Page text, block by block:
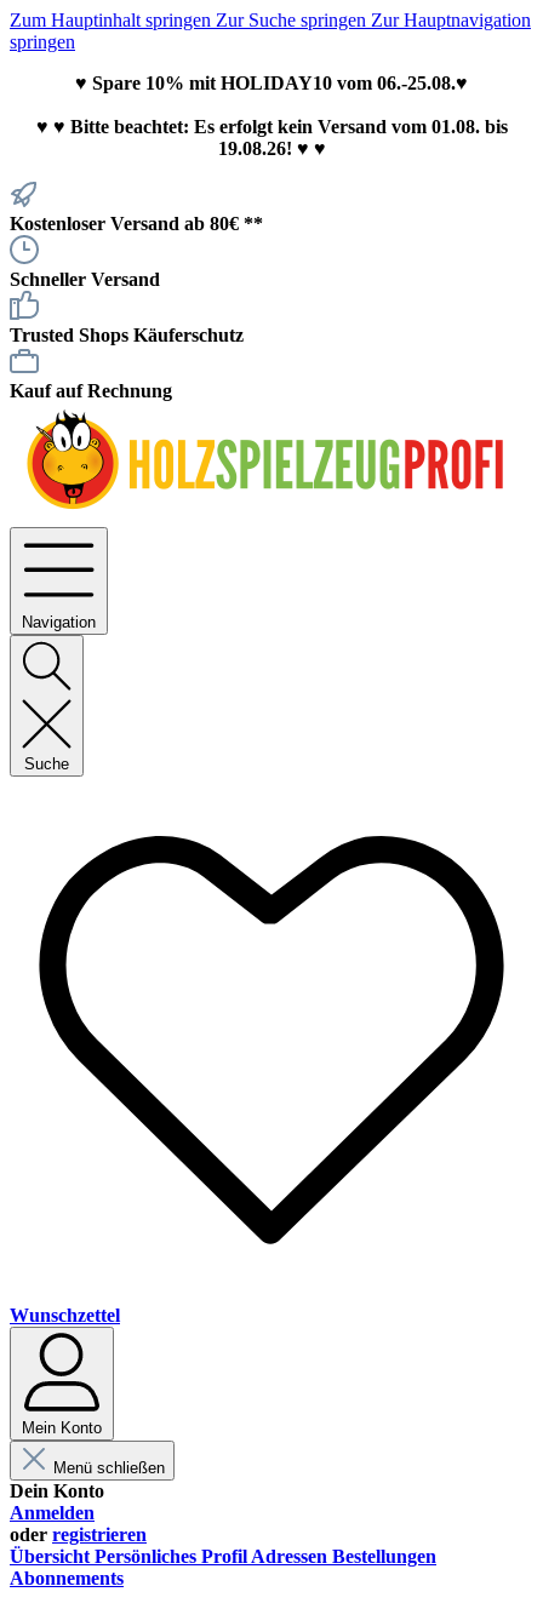
Zum Hauptinhalt springen Zur Suche springen Zur Hauptnavigation
springen
♥ Spare 10% mit HOLIDAY10 vom 06.-25.08.♥
♥ ♥ Bitte beachtet: Es erfolgt kein Versand vom 01.08. bis
19.08.26! ♥ ♥
Kostenloser Versand ab 80€ **
Schneller Versand
Trusted Shops Käuferschutz
Kauf auf Rechnung
Navigation
Suche
Wunschzettel
Mein Konto
Menü schließen
Dein Konto
Anmelden
oder registrieren
Übersicht Persönliches Profil Adressen Bestellungen
Abonnements